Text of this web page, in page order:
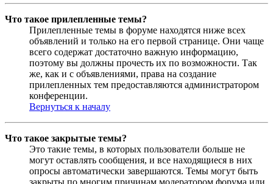
Что такое прилепленные темы?
Прилепленные темы в форуме находятся ниже всех
объявлений и только на его первой странице. Они чаще
всего содержат достаточно важную информацию,
поэтому вы должны прочесть их по возможности. Так
же, как и с объявлениями, права на создание
прилепленных тем предоставляются администратором
конференции.
Вернуться к началу
Что такое закрытые темы?
Это такие темы, в которых пользователи больше не
могут оставлять сообщения, и все находящиеся в них
опросы автоматически завершаются. Темы могут быть
закрыты по многим причинам модератором форума или